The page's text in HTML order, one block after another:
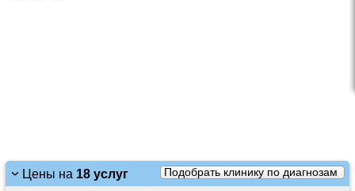
Цены на 18 услуг Подобрать клинику по диагнозам